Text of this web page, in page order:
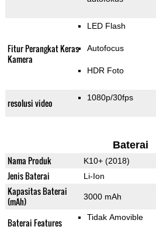
Fitur Perangkat Keras
Kamera
LED Flash
Autofocus
HDR Foto
resolusi video 1080p/30fps
Baterai
Nama Produk K10+ (2018)
Jenis Baterai Li-Ion
Kapasitas Baterai
(mAh)
3000 mAh
Baterai Features Tidak Amovible